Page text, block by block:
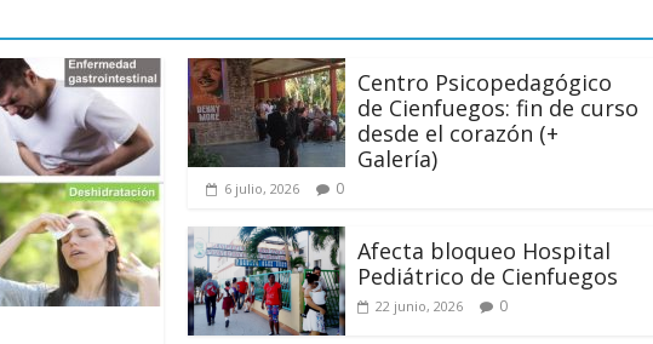
Centro Psicopedagógico
de Cienfuegos: fin de curso
desde el corazón (+
Galería)
6 julio, 2026 0
Afecta bloqueo Hospital
Pediátrico de Cienfuegos
22 junio, 2026 0